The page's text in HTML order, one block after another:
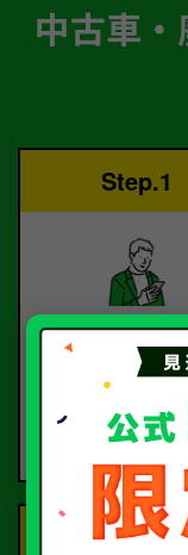
中古車
Step.1
ご依頼
お電話または査
ムより
ご依頼ください。
Step.3